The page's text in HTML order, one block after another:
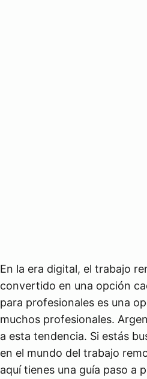
En la era digital, el trabajo
convertido en una opción
para profesionales es una
muchos profesionales.
a esta tendencia. Si estás
en el mundo del trabajo
aquí tienes una guía paso a